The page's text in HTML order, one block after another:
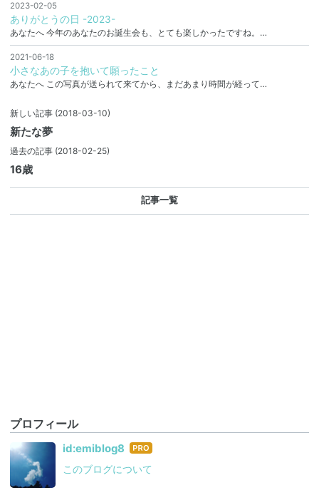
2023-02-05
ありがとうの日 -2023-
あなたへ 今年のあなたのお誕生会も、とても楽しかったですね。…
2021-06-18
小さなあの子を抱いて願ったこと
あなたへ この写真が送られて来てから、まだあまり時間が経って…
新しい記事 (2018-03-10)
新たな夢
過去の記事 (2018-02-25)
16歳
記事一覧
プロフィール
id:emiblog8 はて
ログ
このブログについて